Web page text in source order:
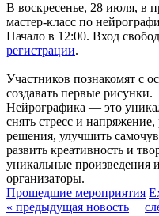
В воскресенье, 28 июля, в
мастер-класс по
Начало в 12:00. Вход
регистрации.
Участников познакомят с
создавать первые рисунки.
Нейрографика — это
снять стресс и
решения, улучшить
развить креативность и
уникальные произведения
организаторы.
Прошедшие мероприятия
« предыдущая новость